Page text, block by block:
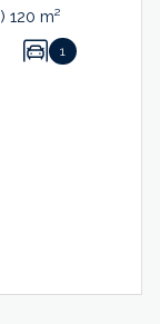
Maison 5 pièce(s) 3 chambre(s) 120 m²
1